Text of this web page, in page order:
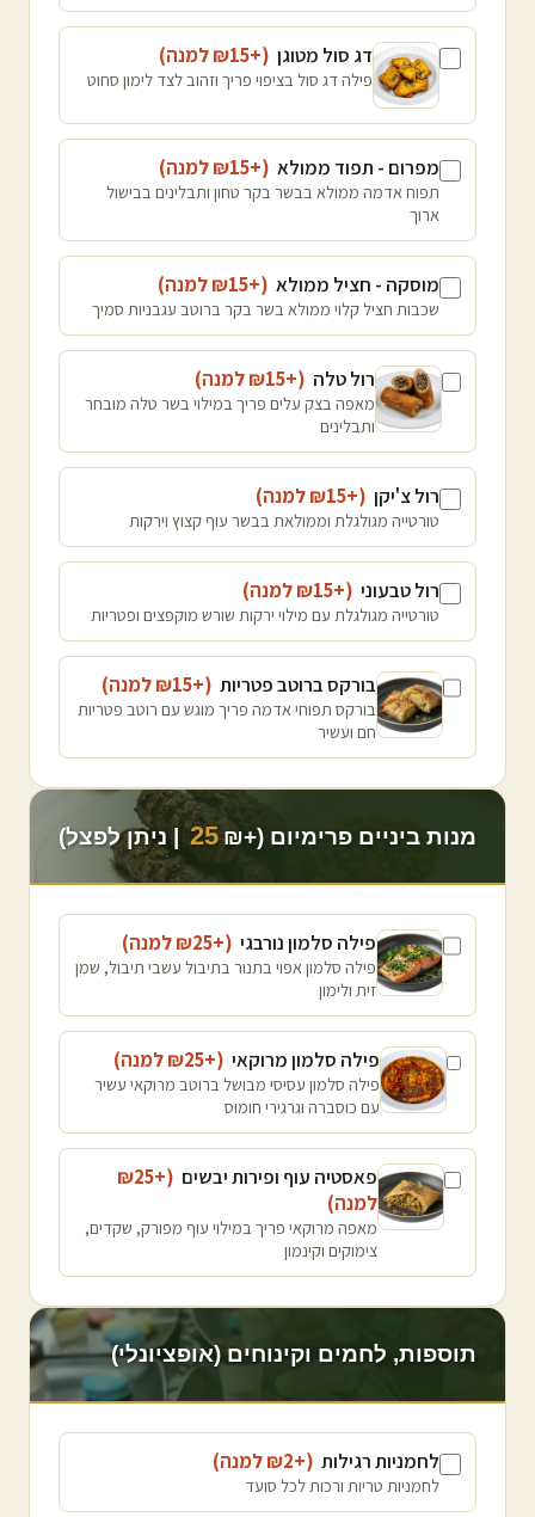
דג סול מטוגן (+₪
15 למנה)
פילה דג סול בציפוי פריך וזהוב לצד לימון סחוט
מפרום - תפוד ממולא (+₪
15 למנה)
תפוח אדמה ממולא בבשר בקר טחון ותבלינים בבישול
ארוך
מוסקה - חציל ממולא (+₪
15 למנה)
שכבות חציל קלוי ממולא בשר בקר ברוטב עגבניות סמיך
רול טלה (+₪
15 למנה)
מאפה בצק עלים פריך במילוי בשר טלה מובחר
ותבלינים
רול צ'יקן (+₪
15 למנה)
טורטייה מגולגלת וממולאת בבשר עוף קצוץ וירקות
רול טבעוני (+₪
15 למנה)
טורטייה מגולגלת עם מילוי ירקות שורש מוקפצים ופטריות
בורקס ברוטב פטריות (+₪
15 למנה)
בורקס תפוחי אדמה פריך מוגש עם רוטב פטריות
חם ועשיר
מנות ביניים פרימיום (+₪ 25 | ניתן לפצל)
פילה סלמון נורבגי (+₪
25 למנה)
פילה סלמון אפוי בתנור בתיבול עשבי תיבול, שמן
זית ולימון
פילה סלמון מרוקאי (+₪
25 למנה)
פילה סלמון עסיסי מבושל ברוטב מרוקאי עשיר
עם כוסברה וגרגירי חומוס
פאסטיה עוף ופירות יבשים (+₪
25
למנה)
מאפה מרוקאי פריך במילוי עוף מפורק, שקדים,
צימוקים וקינמון
תוספות, לחמים וקינוחים (אופציונלי)
לחמניות רגילות (+₪
2 למנה)
לחמניות טריות ורכות לכל סועד